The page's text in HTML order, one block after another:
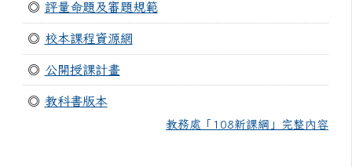
◎ 評量命題及審題規範
◎ 校本課程資源網
◎ 公開授課計畫
◎ 教科書版本
教務處「108新課綱」完整內容